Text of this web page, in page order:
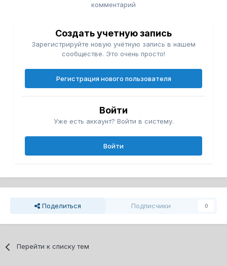
комментарий
Создать учетную запись
Зарегистрируйте новую учётную запись в нашем
сообществе. Это очень просто!
Регистрация нового пользователя
Войти
Уже есть аккаунт? Войти в систему.
Войти
Поделиться Подписчики 0
Перейти к списку тем